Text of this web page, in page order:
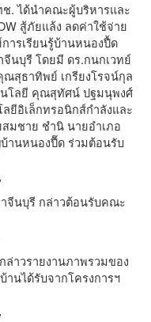
. ได้นำคณะผู้บริหารและ
สู้ภัยแล้ง ลดค่าใช้จ่าย
ารเรียนรู้บ้านหนองปื้ด
จีนบุรี โดยมี ดร.กนกเวทย์
สุธาทิพย์ เกรียงโรจน์กุล
โลยี คุณสุทัศน์ ปฐมนุพงศ์
ยีอิเล็กทรอนิกส์กำลังและ
มชาย ชำนิ นายอำเภอ
านหนองปื๊ด ร่วมต้อนรับ
จีนบุรี กล่าวต้อนรับคณะ
าวรายงานภาพรวมของ
นได้รับจากโครงการฯ